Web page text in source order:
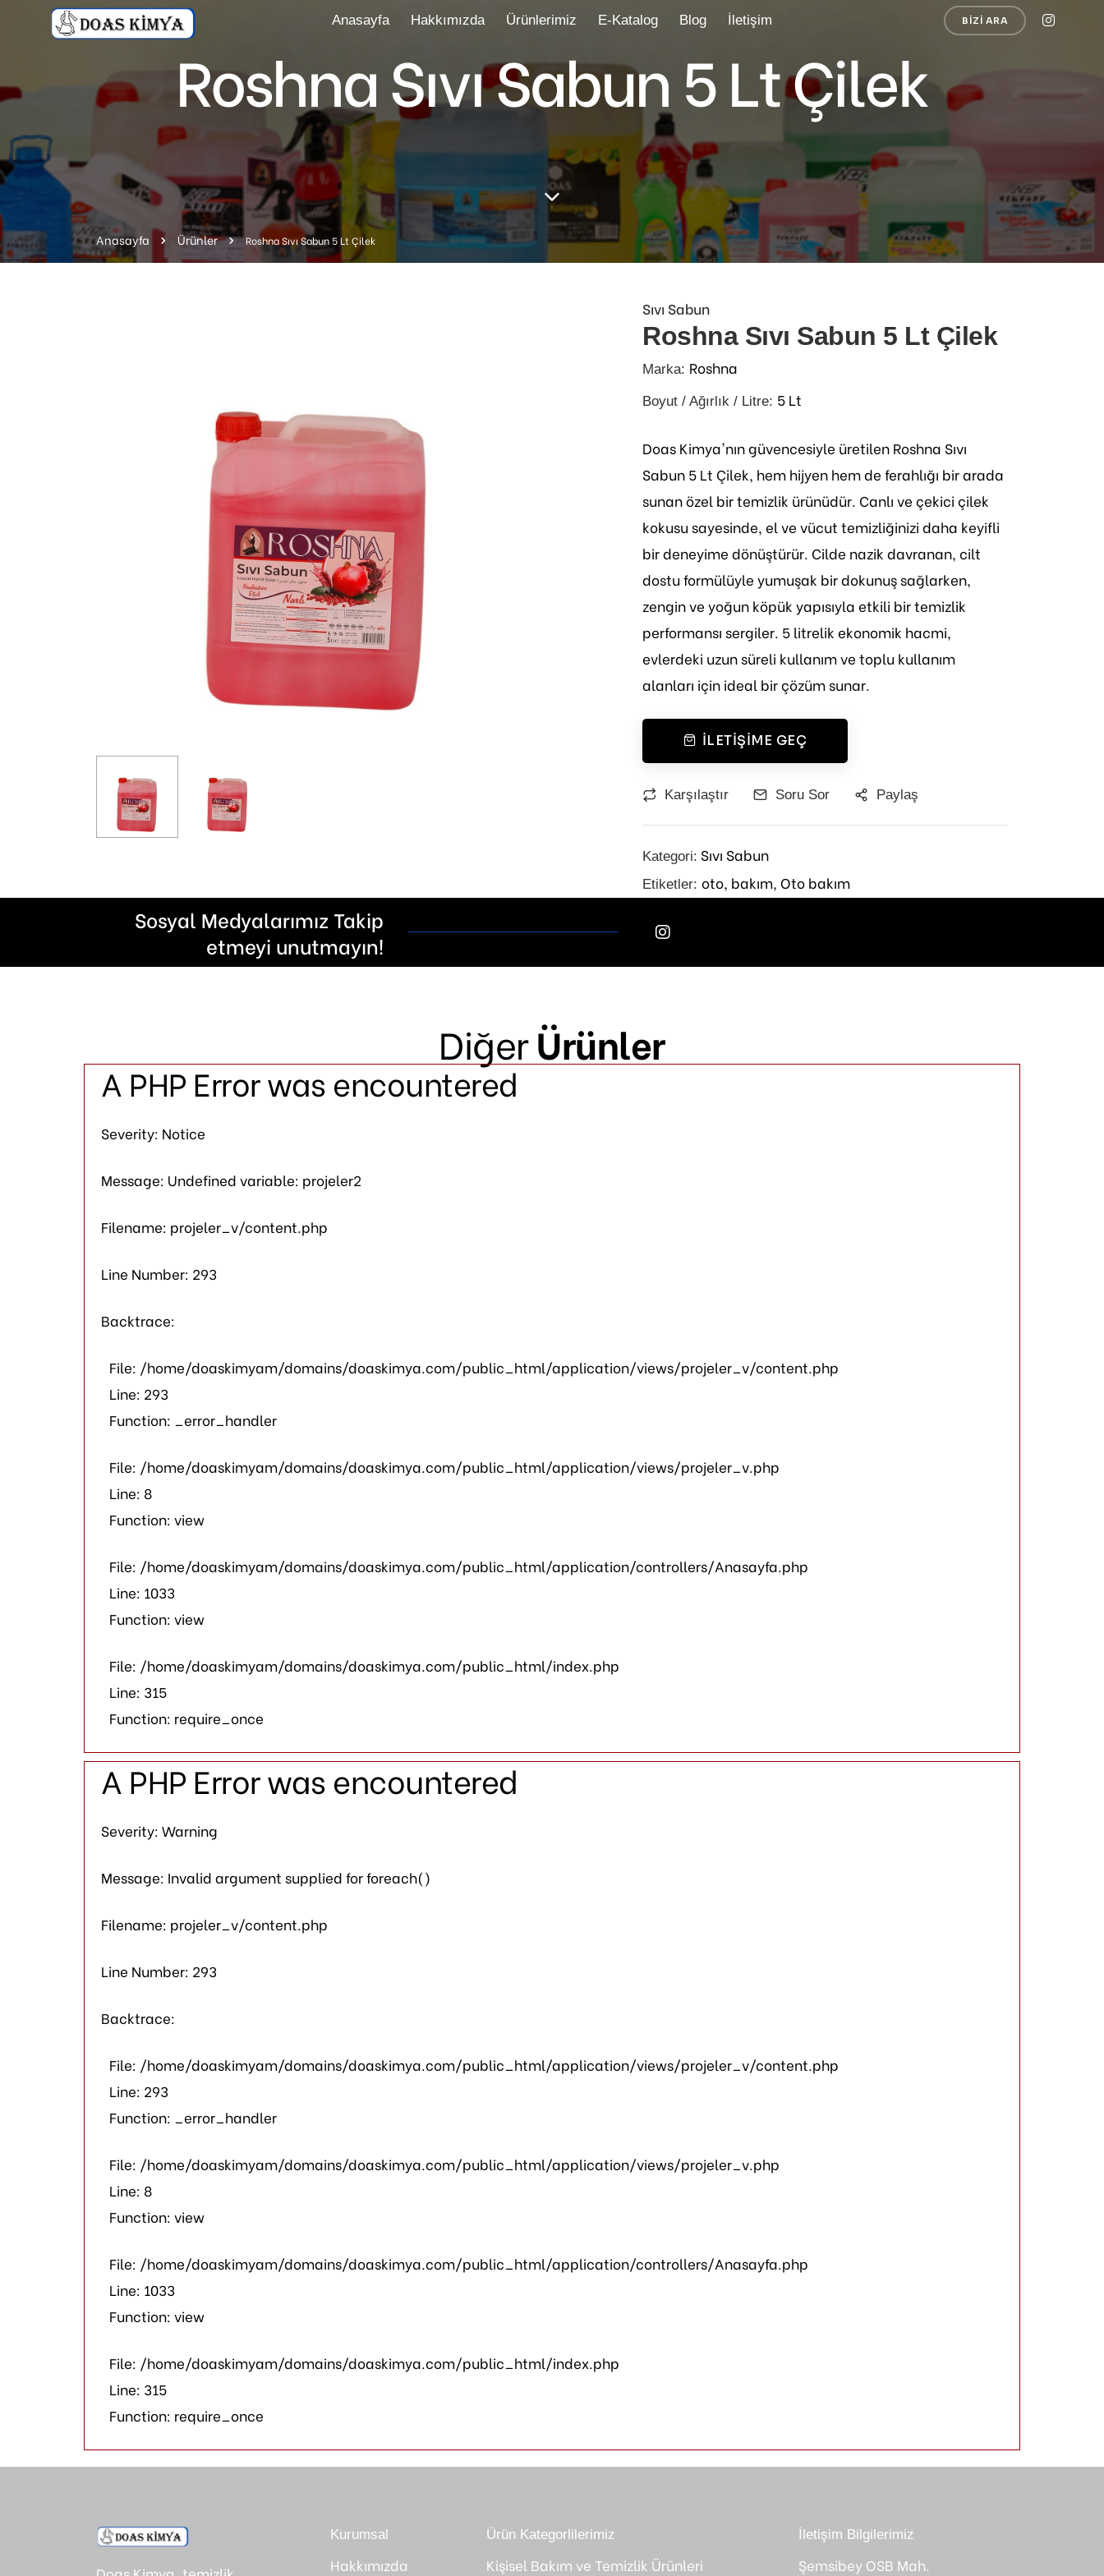
Anasayfa Hakkımızda Ürünlerimiz E-Katalog Blog İletişim BIZI ARA
Roshna Sıvı Sabun 5 Lt Çilek
Anasayfa Ürünler Roshna Sıvı Sabun 5 Lt Çilek
Sıvı Sabun
Roshna Sıvı Sabun 5 Lt Çilek
Marka: Roshna
Boyut / Ağırlık / Litre: 5 Lt
Doas Kimya'nın güvencesiyle üretilen Roshna Sıvı
Sabun 5 Lt Çilek, hem hijyen hem de ferahlığı bir arada
sunan özel bir temizlik ürünüdür. Canlı ve çekici çilek
kokusu sayesinde, el ve vücut temizliğinizi daha keyifli
bir deneyime dönüştürür. Cilde nazik davranan, cilt
dostu formülüyle yumuşak bir dokunuş sağlarken,
zengin ve yoğun köpük yapısıyla etkili bir temizlik
performansı sergiler. 5 litrelik ekonomik hacmi,
evlerdeki uzun süreli kullanım ve toplu kullanım
alanları için ideal bir çözüm sunar.
İLETIŞIME GEÇ
Karşılaştır Soru Sor Paylaş
Kategori: Sıvı Sabun
Etiketler: oto, bakım, Oto bakım
Sosyal Medyalarımız Takip
etmeyi unutmayın!
DiğerÜrünler
A PHP Error was encountered
Severity: Notice
Message: Undefined variable: projeler2
Filename: projeler_v/content.php
Line Number: 293
Backtrace:
File: /home/doaskimyam/domains/doaskimya.com/public_html/application/views/projeler_v/content.php
Line: 293
Function: _error_handler
File: /home/doaskimyam/domains/doaskimya.com/public_html/application/views/projeler_v.php
Line: 8
Function: view
File: /home/doaskimyam/domains/doaskimya.com/public_html/application/controllers/Anasayfa.php
Line: 1033
Function: view
File: /home/doaskimyam/domains/doaskimya.com/public_html/index.php
Line: 315
Function: require_once
A PHP Error was encountered
Severity: Warning
Message: Invalid argument supplied for foreach()
Filename: projeler_v/content.php
Line Number: 293
Backtrace:
File: /home/doaskimyam/domains/doaskimya.com/public_html/application/views/projeler_v/content.php
Line: 293
Function: _error_handler
File: /home/doaskimyam/domains/doaskimya.com/public_html/application/views/projeler_v.php
Line: 8
Function: view
File: /home/doaskimyam/domains/doaskimya.com/public_html/application/controllers/Anasayfa.php
Line: 1033
Function: view
File: /home/doaskimyam/domains/doaskimya.com/public_html/index.php
Line: 315
Function: require_once
Kurumsal
Hakkımızda
Ürün Kategorlilerimiz
Kişisel Bakım ve Temizlik Ürünleri
İletişim Bilgilerimiz
Şemsibey OSB Mah.